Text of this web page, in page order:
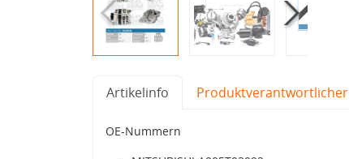
Artikelinfo Produktverantwortlicher
OE-Nummern